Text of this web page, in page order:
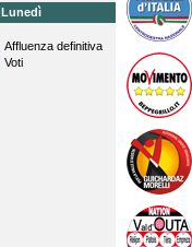
Lunedì
Affluenza definitiva
Voti